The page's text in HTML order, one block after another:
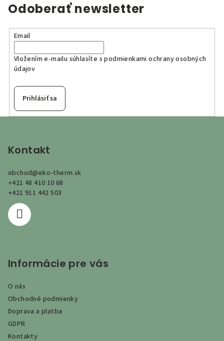
Odoberať newsletter
Email
Vložením e-mailu súhlasíte spodmienkami ochrany osobných
údajov
Prihlásiť sa
Kontakt
obchod@eko-therm.sk
+421 48 410 10 68
+421 911 442 503
Informácie pre vás
O nás
Obchodné podmienky
Doprava a platba
GDPR
Kontakty